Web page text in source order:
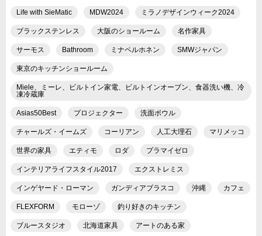
Life with SieMatic MDW2024 ミラノデザインウィーク2024
ブラックステンレス 大阪のショールーム 名作家具
サーモス Bathroom ミナペルホネン SMWジャパン
東京のキッチンショールーム
Miele、ミーレ、ビルトイン家電、ビルトインオーブン、食器洗い機、冷
凍冷蔵庫
Asias50Best プロジェクター 洗面ボウル
チャールズ・イームズ コーリアン 人工大理石 マリメッコ
世界の家具 エティモ ロダ プラマイゼロ
インテリアライフスタイル2017 エクストレミス
インゲヤード・ローマン ガンディアブラスコ 沖縄 カフェ
FLEXFORM モローゾ 釣り好きのキッチン
ブルースタジオ 北海道家具 アートのある家